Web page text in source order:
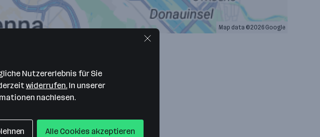
Map data ©2026 Google
Nutzererlebnis für Sie
widerrufen. In unserer
nachlesen.
Alle Cookies akzeptieren